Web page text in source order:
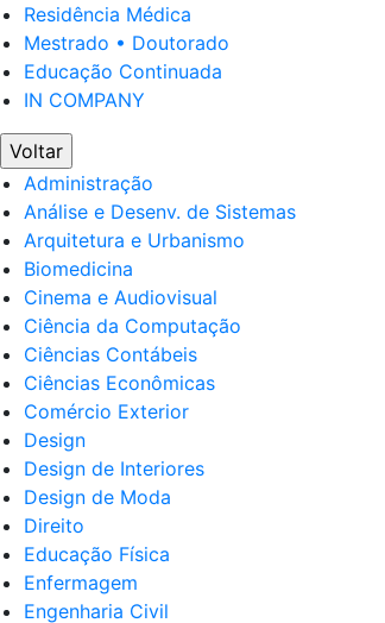
Residência Médica
Mestrado • Doutorado
Educação Continuada
IN COMPANY
Voltar
Administração
Análise e Desenv. de Sistemas
Arquitetura e Urbanismo
Biomedicina
Cinema e Audiovisual
Ciência da Computação
Ciências Contábeis
Ciências Econômicas
Comércio Exterior
Design
Design de Interiores
Design de Moda
Direito
Educação Física
Enfermagem
Engenharia Civil